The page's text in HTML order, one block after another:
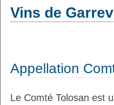
Vins de
Appellation
Le Comté Tolosan est